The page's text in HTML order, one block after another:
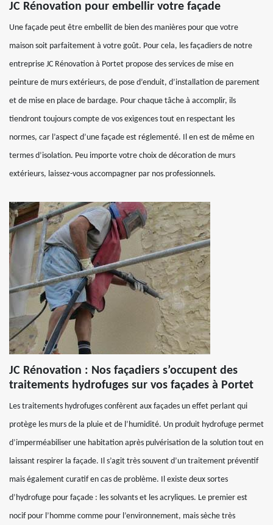
JC Rénovation pour embellir votre façade
Une façade peut être embellit de bien des manières pour que votre
maison soit parfaitement à votre goût. Pour cela, les façadiers de notre
entreprise JC Rénovation à Portet propose des services de mise en
peinture de murs extérieurs, de pose d’enduit, d’installation de parement
et de mise en place de bardage. Pour chaque tâche à accomplir, ils
tiendront toujours compte de vos exigences tout en respectant les
normes, car l’aspect d’une façade est réglementé. Il en est de même en
termes d’isolation. Peu importe votre choix de décoration de murs
extérieurs, laissez-vous accompagner par nos professionnels.
JC Rénovation : Nos façadiers s’occupent des
traitements hydrofuges sur vos façades à Portet
Les traitements hydrofuges confèrent aux façades un effet perlant qui
protège les murs de la pluie et de l’humidité. Un produit hydrofuge permet
d’imperméabiliser une habitation après pulvérisation de la solution tout en
laissant respirer la façade. Il s’agit très souvent d’un traitement préventif
mais également curatif en cas de problème. Il existe deux sortes
d’hydrofuge pour façade : les solvants et les acryliques. Le premier est
nocif pour l’homme comme pour l’environnement, mais sèche très